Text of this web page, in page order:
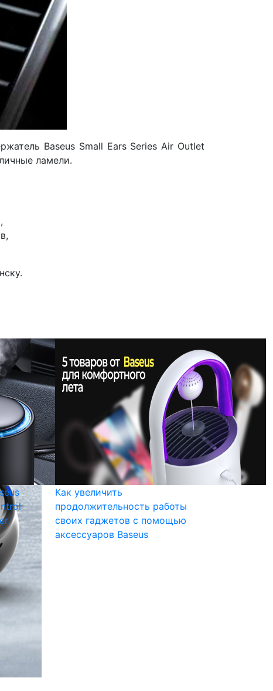
Baseus Small Ears Series Air Outlet
ламели.
Как увеличить
продолжительность работы
своих гаджетов с помощью
аксессуаров Baseus